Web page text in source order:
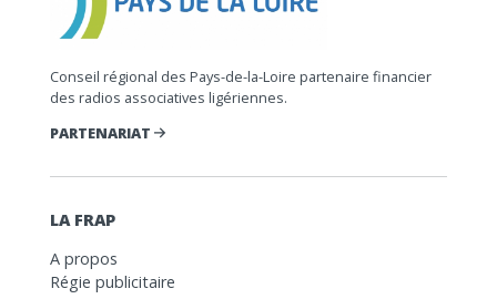
Conseil régional des Pays-de-la-Loire partenaire financier
des radios associatives ligériennes.
PARTENARIAT
LA FRAP
A propos
Régie publicitaire